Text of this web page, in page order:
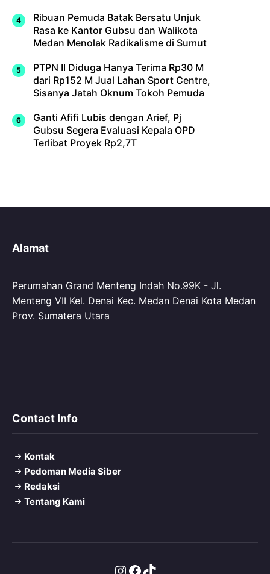
Ribuan Pemuda Batak Bersatu Unjuk
Rasa ke Kantor Gubsu dan Walikota
Medan Menolak Radikalisme di Sumut
PTPN II Diduga Hanya Terima Rp30 M
dari Rp152 M Jual Lahan Sport Centre,
Sisanya Jatah Oknum Tokoh Pemuda
Ganti Afifi Lubis dengan Arief, Pj
Gubsu Segera Evaluasi Kepala OPD
Terlibat Proyek Rp2,7T
Alamat
Perumahan Grand Menteng Indah No.99K - Jl.
Menteng VII Kel. Denai Kec. Medan Denai Kota Medan
Prov. Sumatera Utara
Contact Info
Kontak
Pedoman Media Siber
Redaksi
Tentang Kami
Instagram
Facebook
TikTok